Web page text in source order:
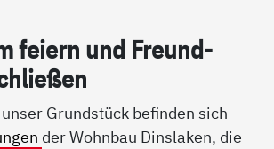
fei­ern und Freund­
Grundstück befinden sich
der Wohnbau Dinslaken, die